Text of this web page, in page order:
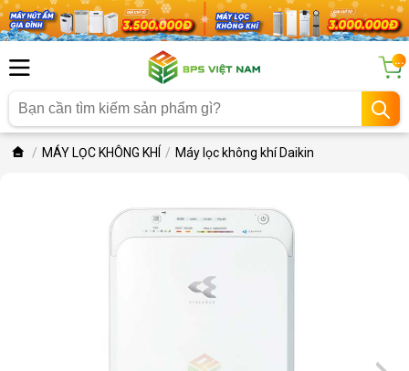
...
MÁY LỌC KHÔNG KHÍ Máy lọc không khí Daikin